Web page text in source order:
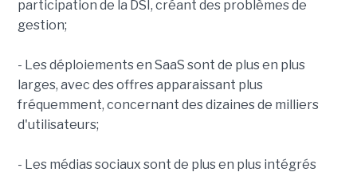
participation de la DSI, créant des problèmes de
gestion;
- Les déploiements en SaaS sont de plus en plus
larges, avec des offres apparaissant plus
fréquemment, concernant des dizaines de milliers
d'utilisateurs;
- Les médias sociaux sont de plus en plus intégrés